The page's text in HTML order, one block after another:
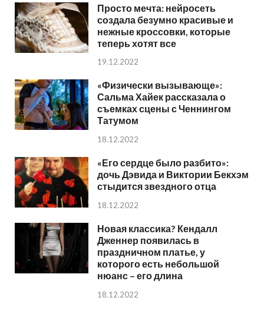
Просто мечта: нейросеть
создала безумно красивые и
нежные кроссовки, которые
теперь хотят все
19.12.2022
«Физически вызывающе»:
Сальма Хайек рассказала о
съемках сцены с Ченнингом
Татумом
18.12.2022
«Его сердце было разбито»:
дочь Дэвида и Виктории Бекхэм
стыдится звездного отца
18.12.2022
Новая классика? Кендалл
Дженнер появилась в
праздничном платье, у
которого есть небольшой
нюанс – его длина
18.12.2022